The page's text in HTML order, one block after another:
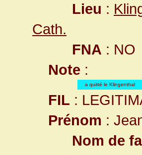
Lieu :
Cath.
FNA : NO
Note :
a quitté le Klingenthal
FIL :
Prénom :
Nom de